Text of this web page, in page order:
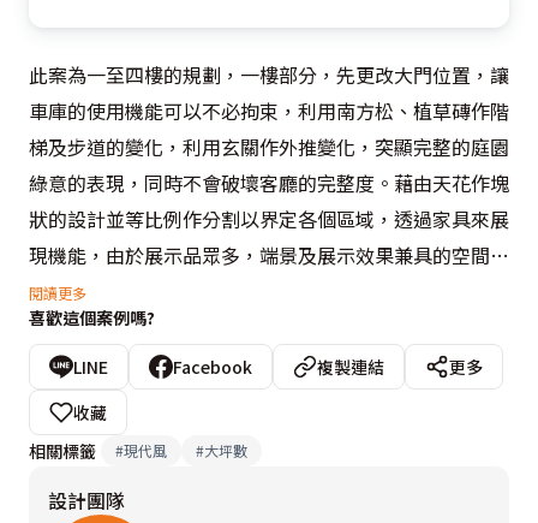
此案為一至四樓的規劃，一樓部分，先更改大門位置，讓
車庫的使用機能可以不必拘束，利用南方松、植草磚作階
梯及步道的變化，利用玄關作外推變化，突顯完整的庭園
綠意的表現，同時不會破壞客廳的完整度。藉由天花作塊
狀的設計並等比例作分割以界定各個區域，透過家具來展
現機能，由於展示品眾多，端景及展示效果兼具的空間多
有安排。
客廳主牆以斑馬木紋作視覺橫向的延伸語彙，向上與天花
作一體成型的延伸設計安排，共同成就出空間裡的協調融
洽之美。沙發後方主牆以造型搭配間接光源作出等比例的
切割，與天花造形設計共同呼應出公共區域的大方氣度。
定範疇，半透明的安排，有效的阻擋後方紅酒酒櫃的雜
閱讀更多
喜歡這個案例嗎?
LINE Facebook 複製連結
更多
收藏
相關標籤
#現代風 #大坪數
設計團隊